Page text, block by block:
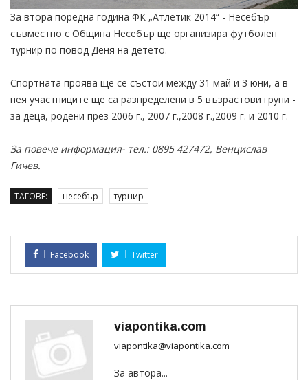
За втора поредна година ФК „Атлетик 2014“ - Несебър
съвместно с Община Несебър ще организира футболен
турнир по повод Деня на детето.
Спортната проява ще се състои между 31 май и 3 юни, а в
нея участниците ще са разпределени в 5 възрастови групи -
за деца, родени през 2006 г., 2007 г.,2008 г.,2009 г. и 2010 г.
За повече информация- тел.: 0895 427472, Венцислав
Гичев.
ТАГОВЕ: несебър турнир
Facebook Twitter
viapontika.com
viapontika@viapontika.com
За автора...